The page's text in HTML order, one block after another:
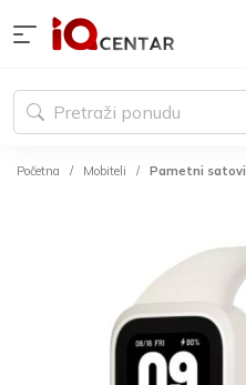
Početna Mobiteli Pametni satovi